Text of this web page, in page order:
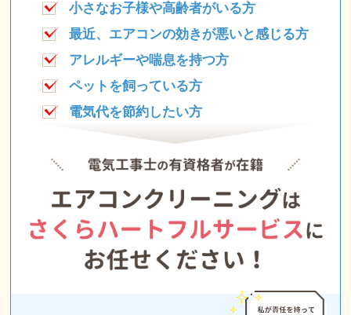
小さなお子様や高齢者がいる方
最近、エアコンの効きが悪いと感じる方
アレルギーや喘息を持つ方
ペットを飼っている方
電気代を節約したい方